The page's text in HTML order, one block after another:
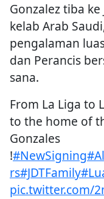
Gonzalez tiba
kelab Arab
pengalaman
dan Perancis
sana.
From La Liga to
to the home of
Gonzales
!#NewSigning
rs#JDTFamily
pic.twitter.com/